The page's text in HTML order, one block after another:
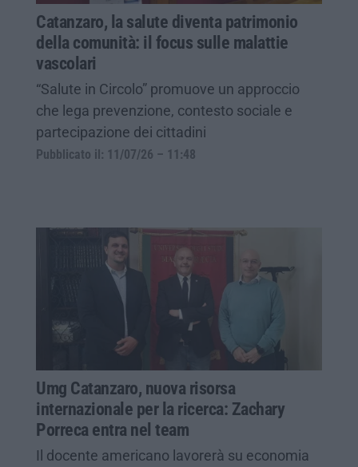
Catanzaro, la salute diventa patrimonio
della comunità: il focus sulle malattie
vascolari
“Salute in Circolo” promuove un approccio
che lega prevenzione, contesto sociale e
partecipazione dei cittadini
Pubblicato il: 11/07/26 – 11:48
Umg Catanzaro, nuova risorsa
internazionale per la ricerca: Zachary
Porreca entra nel team
Il docente americano lavorerà su economia